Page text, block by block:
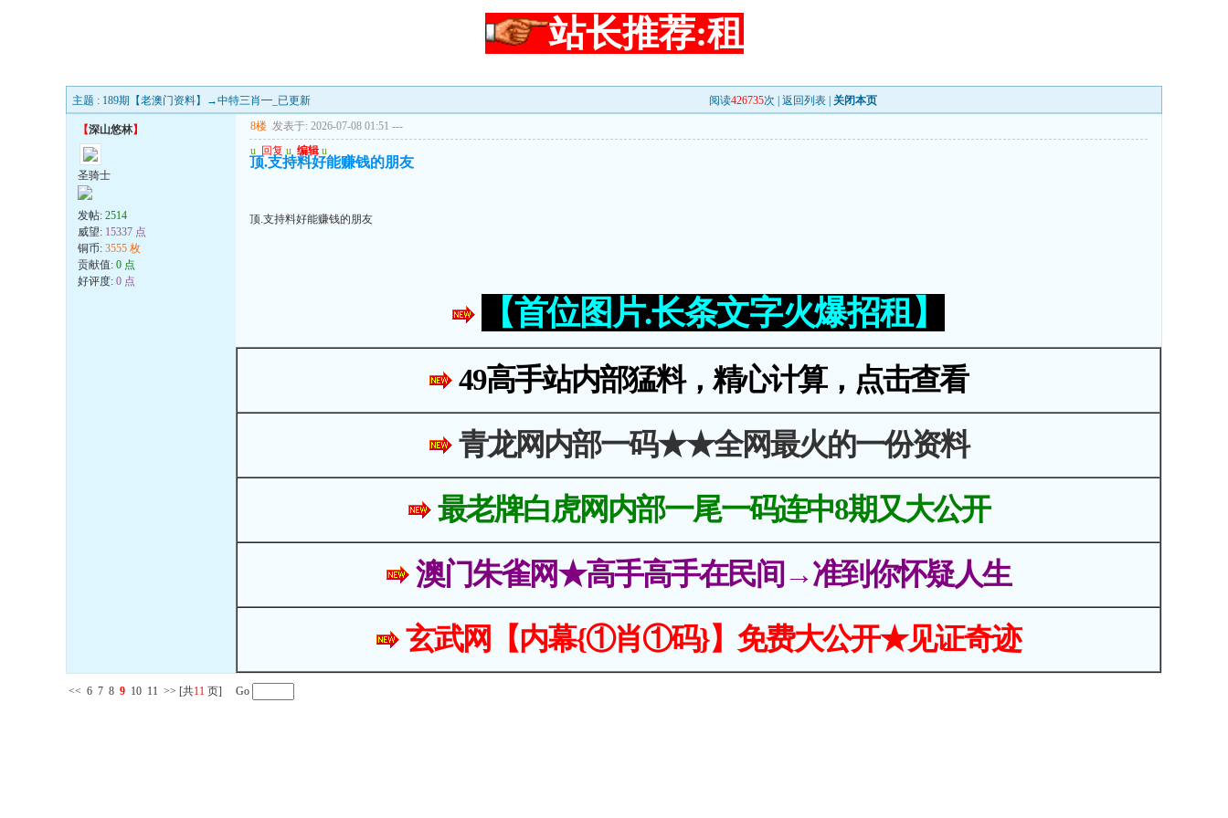
站长推荐:租
主题 : 189期【老澳门资料】→中特三肖━_已更新 阅读426735次 | 返回列表 关闭本页
【深山悠林】
圣骑士
发帖: 2514
威望: 15337 点
铜币: 3555 枚
贡献值: 0 点
好评度: 0 点
8楼 发表于: 2026-07-08 01:51 ---
u 回复 u 编辑 u
顶.支持料好能赚钱的朋友
顶.支持料好能赚钱的朋友
【首位图片.长条文字火爆招租】
49高手站内部猛料，精心计算，点击查看
青龙网内部一码★★全网最火的一份资料
最老牌白虎网内部一尾一码连中8期又大公开
澳门朱雀网★高手高手在民间→准到你怀疑人生
玄武网【内幕{①肖①码}】免费大公开★见证奇迹
<< 6 7 8 9 10 11 >> [共11 页] Go